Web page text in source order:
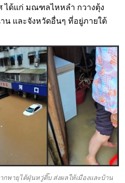
ได้แก่ มณฑลไหหลำ กวางตุ้ง
าน และจังหวัดอื่นๆ ที่อยู่ภายใต้
พายุไต้ฝุ่นหวู่ติ๊บ ส่งผลให้เมืองและบ้าน